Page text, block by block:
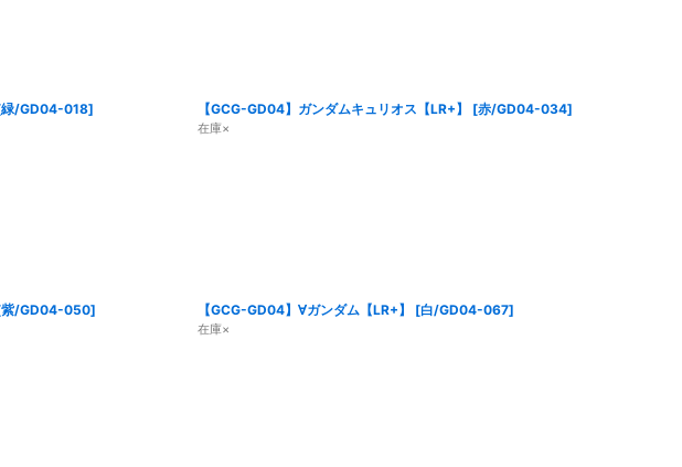
緑/GD04-018] 【GCG-GD04】ガンダムキュリオス【LR+】 [赤/GD04-034]
在庫×
紫/GD04-050] 【GCG-GD04】∀ガンダム【LR+】 [白/GD04-067]
在庫×